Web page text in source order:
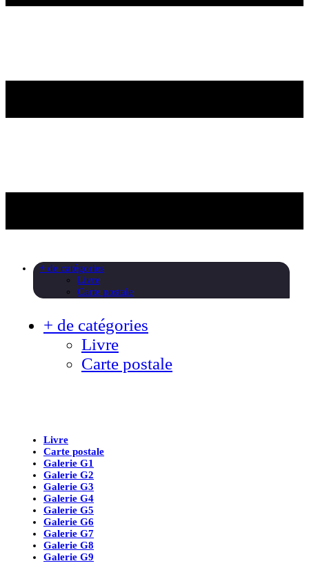
+ de catégories
Livre
Carte postale
+ de catégories
Livre
Carte postale
Livre
Carte postale
Galerie G1
Galerie G2
Galerie G3
Galerie G4
Galerie G5
Galerie G6
Galerie G7
Galerie G8
Galerie G9